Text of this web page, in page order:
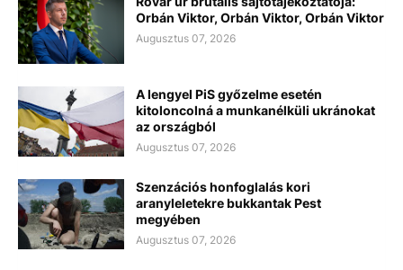
Orbán Viktor, Orbán Viktor, Orbán Viktor
Augusztus 07, 2026
A lengyel PiS győzelme esetén
kitoloncolná a munkanélküli ukránokat
az országból
Augusztus 07, 2026
Szenzációs honfoglalás kori
aranyleletekre bukkantak Pest
megyében
Augusztus 07, 2026